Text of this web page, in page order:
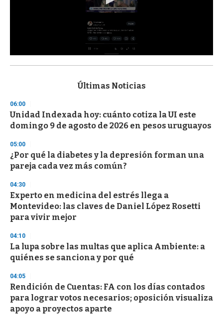
s
d
s
o
f
3
s
e
c
n
d
s
Últimas Noticias
06:00
Unidad Indexada hoy: cuánto cotiza la UI este
domingo 9 de agosto de 2026 en pesos uruguayos
05:00
¿Por qué la diabetes y la depresión forman una
pareja cada vez más común?
04:30
Experto en medicina del estrés llega a
Montevideo: las claves de Daniel López Rosetti
para vivir mejor
04:10
La lupa sobre las multas que aplica Ambiente: a
quiénes se sanciona y por qué
04:05
Rendición de Cuentas: FA con los días contados
para lograr votos necesarios; oposición visualiza
apoyo a proyectos aparte